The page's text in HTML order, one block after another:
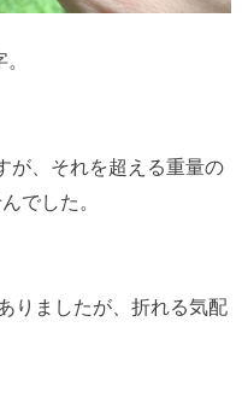
が、それを超える重量の
でした。
りましたが、折れる気配